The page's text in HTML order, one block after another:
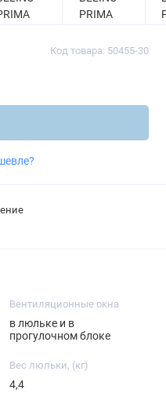
Код товара: 50455-30
Вентиляционные окна
в люльке и в
прогулочном блоке
Вес люльки, (кг)
4,4